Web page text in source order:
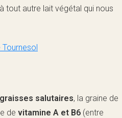
tout autre lait végétal qui nous
Tournesol
graisses salutaires, la graine de
de vitamine A et B6 (entre